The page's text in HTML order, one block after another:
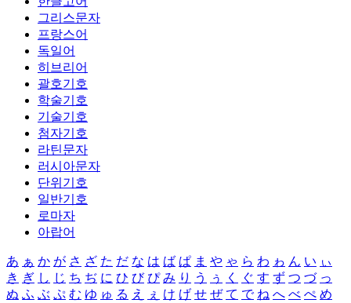
그리스문자
프랑스어
독일어
히브리어
괄호기호
학술기호
기술기호
첨자기호
라틴문자
러시아문자
단위기호
일반기호
로마자
아랍어
あ ぁ か が さ ざ た だ な は ば ぱ ま や ゃ ら わ ゎ ん い ぃ
き ぎ し じ ち ぢ に ひ び ぴ み り う ぅ く ぐ す ず つ づ っ
ぬ ふ ぶ ぷ む ゆ ゅ る え ぇ け げ せ ぜ て で ね へ べ ぺ め